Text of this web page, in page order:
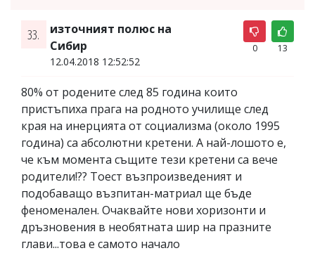
33.
източният полюс на
Сибир
12.04.2018 12:52:52
0 13
80% от родените след 85 година които
пристъпиха прага на родното училище след
края на инерцията от социализма (около 1995
година) са абсолютни кретени. А най-лошото е,
че към момента същите тези кретени са вече
родители!?? Тоест възпроизведеният и
подобаващо възпитан-матриал ще бъде
феноменален. Очаквайте нови хоризонти и
дръзновения в необятната шир на празните
глави...това е самото начало